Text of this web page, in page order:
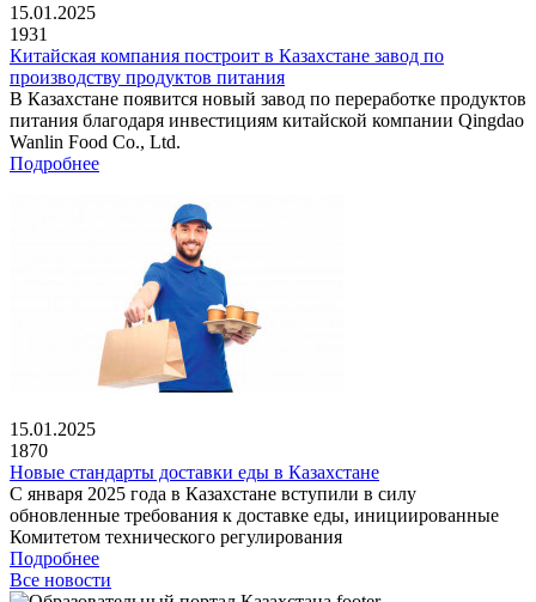
15.01.2025
1931
Китайская компания построит в Казахстане завод по
производству продуктов питания
В Казахстане появится новый завод по переработке продуктов
питания благодаря инвестициям китайской компании Qingdao
Wanlin Food Co., Ltd.
Подробнее
15.01.2025
1870
Новые стандарты доставки еды в Казахстане
С января 2025 года в Казахстане вступили в силу
обновленные требования к доставке еды, инициированные
Комитетом технического регулирования
Подробнее
Все новости